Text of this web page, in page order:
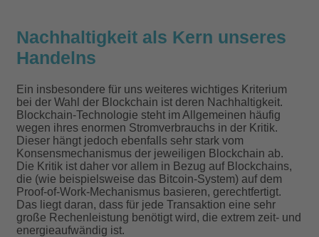
Nachhaltigkeit als Kern unseres
Handelns
Ein insbesondere für uns weiteres wichtiges Kriterium
bei der Wahl der Blockchain ist deren Nachhaltigkeit.
Blockchain-Technologie steht im Allgemeinen häufig
wegen ihres enormen Stromverbrauchs in der Kritik.
Dieser hängt jedoch ebenfalls sehr stark vom
Konsensmechanismus der jeweiligen Blockchain ab.
Die Kritik ist daher vor allem in Bezug auf Blockchains,
die (wie beispielsweise das Bitcoin-System) auf dem
Proof-of-Work-Mechanismus basieren, gerechtfertigt.
Das liegt daran, dass für jede Transaktion eine sehr
große Rechenleistung benötigt wird, die extrem zeit- und
energieaufwändig ist.